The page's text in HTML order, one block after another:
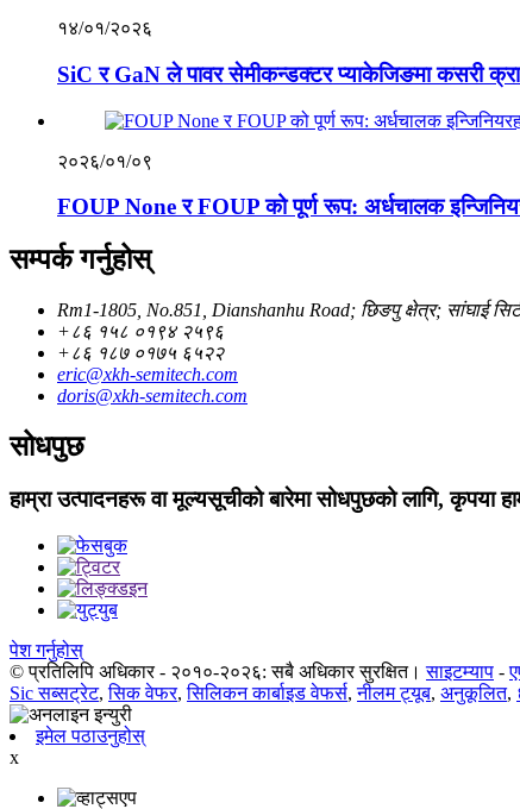
१४/०१/२०२६
SiC र GaN ले पावर सेमीकन्डक्टर प्याकेजिङमा कसरी
२०२६/०१/०९
FOUP None र FOUP को पूर्ण रूप: अर्धचालक
सम्पर्क गर्नुहोस्
Rm1-1805, No.851, Dianshanhu Road; छिङपु क्षेत्र; सांघाई
+८६ १५८ ०१९४ २५९६
+८६ १८७ ०१७५ ६५२२
eric@xkh-semitech.com
doris@xkh-semitech.com
सोधपुछ
हाम्रा उत्पादनहरू वा मूल्यसूचीको बारेमा सोधपुछको लागि, कृपया
पेश गर्नुहोस्
© प्रतिलिपि अधिकार - २०१०-२०२६: सबै अधिकार सुरक्षित। साइटम्याप -
Sic सब्सट्रेट,सिक वेफर,सिलिकन कार्बाइड वेफर्स,नीलम ट्यूब, अनुकूलित,
इमेल पठाउनुहोस्
x